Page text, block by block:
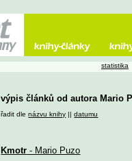
výpis článků od autora Mario
řadit dlenázvu knihy ||datumu
Kmotr - Mario Puzo
statistika